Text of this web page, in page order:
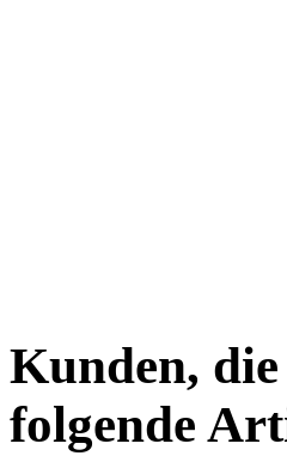
Kunden,
folgende